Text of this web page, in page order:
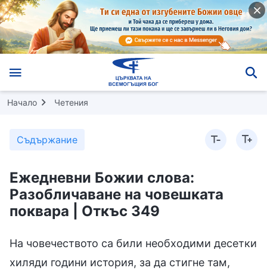
Начало Четения
Съдържание
Ежедневни Божии слова:
Разобличаване на човешката
поквара | Откъс 349
На човечеството са били необходими десетки
хиляди години история, за да стигне там,